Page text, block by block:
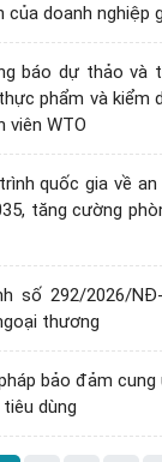
của doanh nghiệp
báo dự thảo và
phẩm và kiểm
viên WTO
quốc gia về
tăng cường
số 292/2026/
thương
bảo đảm
dùng